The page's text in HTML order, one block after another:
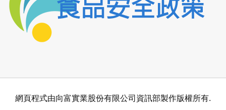
網頁程式由向富實業股份有限公司資訊部製作版權所有.